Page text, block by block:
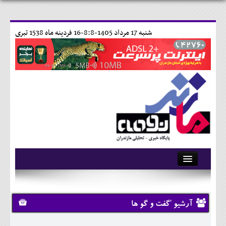
16 فردينه ماه 1538 تبری شنبه 17 مرداد 1405-8:8-
آرشیو
تماس با ما
وبلاگ
آرشیو 'گفت و گو ها